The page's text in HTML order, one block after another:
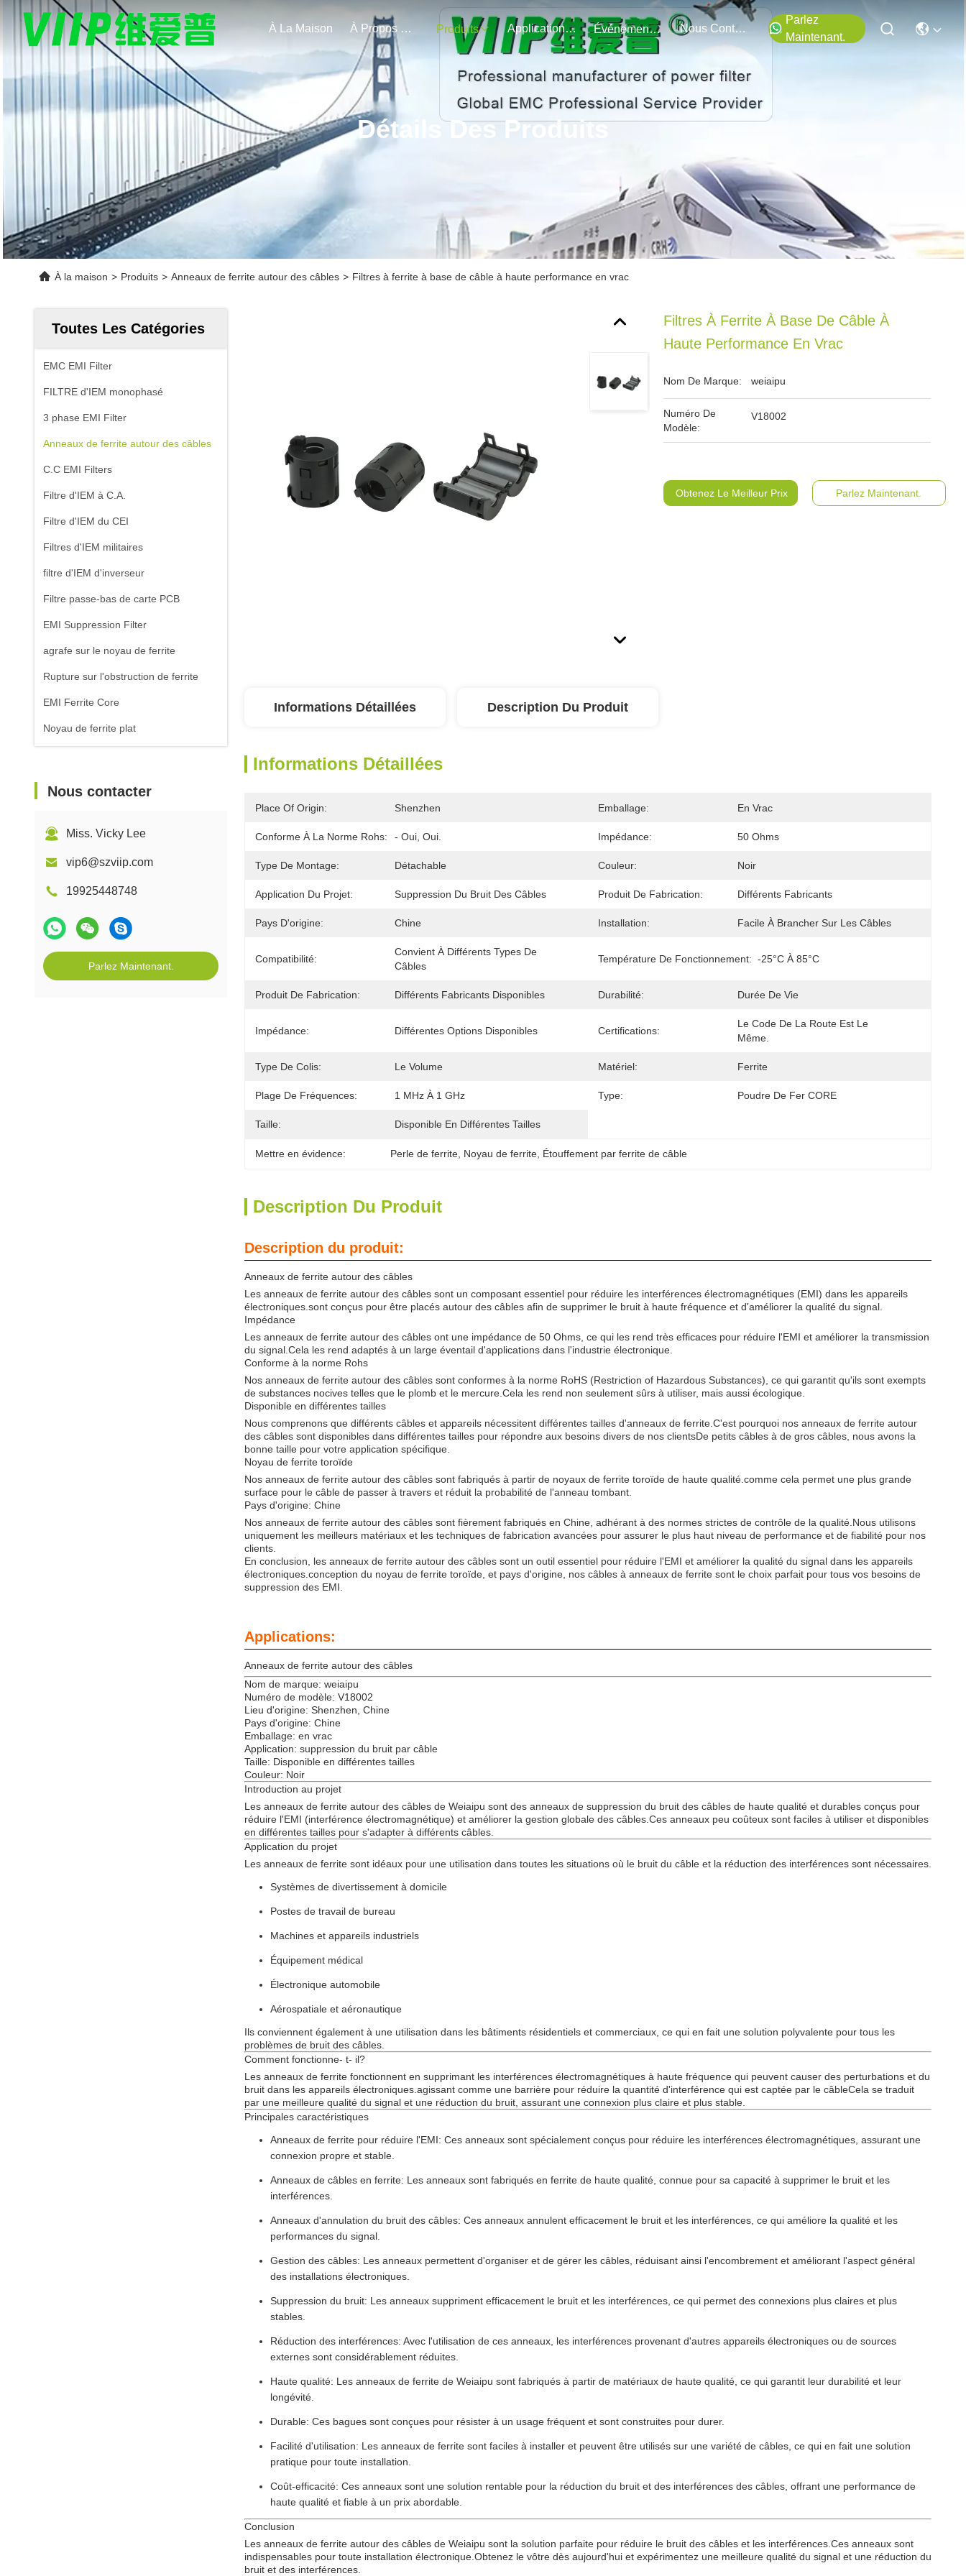
À La Maison À Propos De Nous Produits Application Du Projet Événements Nous Contacter
Parlez
Maintenant.
Détails Des Produits
À la maison > Produits > Anneaux de ferrite autour des câbles > Filtres à ferrite à base de câble à haute performance en vrac
Toutes Les Catégories
EMC EMI Filter
FILTRE d'IEM monophasé
3 phase EMI Filter
Anneaux de ferrite autour des câbles
C.C EMI Filters
Filtre d'IEM à C.A.
Filtre d'IEM du CEI
Filtres d'IEM militaires
filtre d'IEM d'inverseur
Filtre passe-bas de carte PCB
EMI Suppression Filter
agrafe sur le noyau de ferrite
Rupture sur l'obstruction de ferrite
EMI Ferrite Core
Noyau de ferrite plat
Nous contacter
Miss. Vicky Lee
vip6@szviip.com
19925448748
Parlez Maintenant.
Filtres À Ferrite À Base De Câble À
Haute Performance En Vrac
Nom De Marque: weiaipu
Numéro De
Modèle:
V18002
Obtenez Le Meilleur Prix Parlez Maintenant.
Informations Détaillées Description Du Produit
Informations Détaillées
Place Of Origin: Shenzhen Emballage: En Vrac
Conforme À La Norme Rohs: - Oui, Oui. Impédance: 50 Ohms
Type De Montage: Détachable Couleur: Noir
Application Du Projet: Suppression Du Bruit Des Câbles Produit De Fabrication: Différents Fabricants
Pays D'origine: Chine Installation: Facile À Brancher Sur Les Câbles
Compatibilité:
Convient À Différents Types De
Câbles
Température De Fonctionnement: -25°C À 85°C
Produit De Fabrication: Différents Fabricants Disponibles Durabilité: Durée De Vie
Impédance: Différentes Options Disponibles Certifications:
Le Code De La Route Est Le
Même.
Type De Colis: Le Volume Matériel: Ferrite
Plage De Fréquences: 1 MHz À 1 GHz Type: Poudre De Fer CORE
Taille: Disponible En Différentes Tailles
Mettre en évidence: Perle de ferrite Noyau de ferrite Étouffement par ferrite de câble
Description Du Produit
Description du produit:
Anneaux de ferrite autour des câbles
Les anneaux de ferrite autour des câbles sont un composant essentiel pour réduire les interférences électromagnétiques (EMI) dans les appareils
électroniques.sont conçus pour être placés autour des câbles afin de supprimer le bruit à haute fréquence et d'améliorer la qualité du signal.
Impédance
Les anneaux de ferrite autour des câbles ont une impédance de 50 Ohms, ce qui les rend très efficaces pour réduire l'EMI et améliorer la transmission
du signal.Cela les rend adaptés à un large éventail d'applications dans l'industrie électronique.
Conforme à la norme Rohs
Nos anneaux de ferrite autour des câbles sont conformes à la norme RoHS (Restriction of Hazardous Substances), ce qui garantit qu'ils sont exempts
de substances nocives telles que le plomb et le mercure.Cela les rend non seulement sûrs à utiliser, mais aussi écologique.
Disponible en différentes tailles
Nous comprenons que différents câbles et appareils nécessitent différentes tailles d'anneaux de ferrite.C'est pourquoi nos anneaux de ferrite autour
des câbles sont disponibles dans différentes tailles pour répondre aux besoins divers de nos clientsDe petits câbles à de gros câbles, nous avons la
bonne taille pour votre application spécifique.
Noyau de ferrite toroïde
Nos anneaux de ferrite autour des câbles sont fabriqués à partir de noyaux de ferrite toroïde de haute qualité.comme cela permet une plus grande
surface pour le câble de passer à travers et réduit la probabilité de l'anneau tombant.
Pays d'origine: Chine
Nos anneaux de ferrite autour des câbles sont fièrement fabriqués en Chine, adhérant à des normes strictes de contrôle de la qualité.Nous utilisons
uniquement les meilleurs matériaux et les techniques de fabrication avancées pour assurer le plus haut niveau de performance et de fiabilité pour nos
clients.
En conclusion, les anneaux de ferrite autour des câbles sont un outil essentiel pour réduire l'EMI et améliorer la qualité du signal dans les appareils
électroniques.conception du noyau de ferrite toroïde, et pays d'origine, nos câbles à anneaux de ferrite sont le choix parfait pour tous vos besoins de
suppression des EMI.
Applications:
Anneaux de ferrite autour des câbles
Nom de marque: weiaipu
Numéro de modèle: V18002
Lieu d'origine: Shenzhen, Chine
Pays d'origine: Chine
Emballage: en vrac
Application: suppression du bruit par câble
Taille: Disponible en différentes tailles
Couleur: Noir
Introduction au projet
Les anneaux de ferrite autour des câbles de Weiaipu sont des anneaux de suppression du bruit des câbles de haute qualité et durables conçus pour
réduire l'EMI (interférence électromagnétique) et améliorer la gestion globale des câbles.Ces anneaux peu coûteux sont faciles à utiliser et disponibles
en différentes tailles pour s'adapter à différents câbles.
Application du projet
Les anneaux de ferrite sont idéaux pour une utilisation dans toutes les situations où le bruit du câble et la réduction des interférences sont nécessaires.
Systèmes de divertissement à domicile
Postes de travail de bureau
Machines et appareils industriels
Équipement médical
Électronique automobile
Aérospatiale et aéronautique
Ils conviennent également à une utilisation dans les bâtiments résidentiels et commerciaux, ce qui en fait une solution polyvalente pour tous les
problèmes de bruit des câbles.
Comment fonctionne- t- il?
Les anneaux de ferrite fonctionnent en supprimant les interférences électromagnétiques à haute fréquence qui peuvent causer des perturbations et du
bruit dans les appareils électroniques.agissant comme une barrière pour réduire la quantité d'interférence qui est captée par le câbleCela se traduit
par une meilleure qualité du signal et une réduction du bruit, assurant une connexion plus claire et plus stable.
Principales caractéristiques
Anneaux de ferrite pour réduire l'EMI: Ces anneaux sont spécialement conçus pour réduire les interférences électromagnétiques, assurant une
connexion propre et stable.
Anneaux de câbles en ferrite: Les anneaux sont fabriqués en ferrite de haute qualité, connue pour sa capacité à supprimer le bruit et les
interférences.
Anneaux d'annulation du bruit des câbles: Ces anneaux annulent efficacement le bruit et les interférences, ce qui améliore la qualité et les
performances du signal.
Gestion des câbles: Les anneaux permettent d'organiser et de gérer les câbles, réduisant ainsi l'encombrement et améliorant l'aspect général
des installations électroniques.
Suppression du bruit: Les anneaux suppriment efficacement le bruit et les interférences, ce qui permet des connexions plus claires et plus
stables.
Réduction des interférences: Avec l'utilisation de ces anneaux, les interférences provenant d'autres appareils électroniques ou de sources
externes sont considérablement réduites.
Haute qualité: Les anneaux de ferrite de Weiaipu sont fabriqués à partir de matériaux de haute qualité, ce qui garantit leur durabilité et leur
longévité.
Durable: Ces bagues sont conçues pour résister à un usage fréquent et sont construites pour durer.
Facilité d'utilisation: Les anneaux de ferrite sont faciles à installer et peuvent être utilisés sur une variété de câbles, ce qui en fait une solution
pratique pour toute installation.
Coût-efficacité: Ces anneaux sont une solution rentable pour la réduction du bruit et des interférences des câbles, offrant une performance de
haute qualité et fiable à un prix abordable.
Conclusion
Les anneaux de ferrite autour des câbles de Weiaipu sont la solution parfaite pour réduire le bruit des câbles et les interférences.Ces anneaux sont
indispensables pour toute installation électronique.Obtenez le vôtre dès aujourd'hui et expérimentez une meilleure qualité du signal et une réduction du
bruit et des interférences.